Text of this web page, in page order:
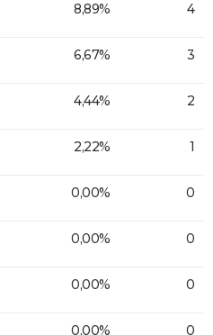
8,89% 4
6,67% 3
4,44% 2
2,22% 1
0,00% 0
0,00% 0
0,00% 0
0,00% 0